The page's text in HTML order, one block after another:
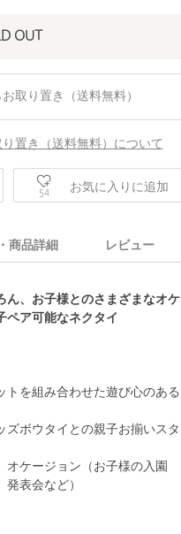
OUT
取り置き（送料無料）
置き（送料無料）について
54 お気に入りに追加
商品詳細 レビュー
ん、お子様とのさまざまなオケ
ペア可能なネクタイ
トを組み合わせた遊び心のある
ズボウタイとの親子お揃いスタ
オケージョン（お子様の入園
表会など）